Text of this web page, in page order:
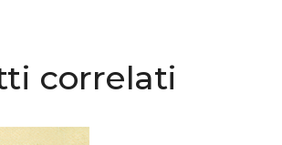
correlati